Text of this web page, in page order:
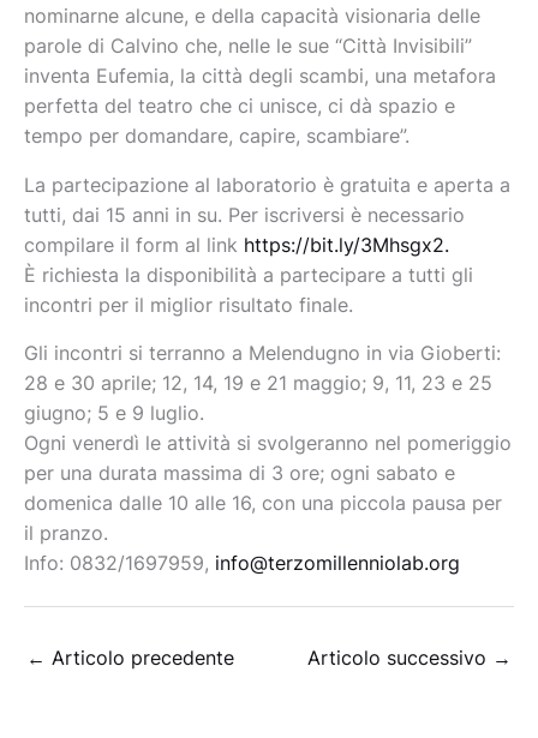
nominarne alcune, e della capacità visionaria delle
parole di Calvino che, nelle le sue “Città Invisibili”
inventa Eufemia, la città degli scambi, una metafora
perfetta del teatro che ci unisce, ci dà spazio e
tempo per domandare, capire, scambiare”.
La partecipazione al laboratorio è gratuita e aperta a
tutti, dai 15 anni in su. Per iscriversi è necessario
compilare il form al link https://bit.ly/3Mhsgx2.
È richiesta la disponibilità a partecipare a tutti gli
incontri per il miglior risultato finale.
Gli incontri si terranno a Melendugno in via Gioberti:
28 e 30 aprile; 12, 14, 19 e 21 maggio; 9, 11, 23 e 25
giugno; 5 e 9 luglio.
Ogni venerdì le attività si svolgeranno nel pomeriggio
per una durata massima di 3 ore; ogni sabato e
domenica dalle 10 alle 16, con una piccola pausa per
il pranzo.
Info: 0832/1697959, info@terzomillenniolab.org
← Articolo precedente Articolo successivo →